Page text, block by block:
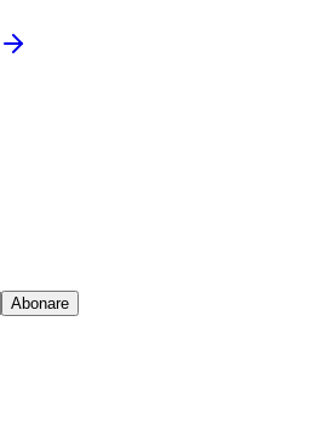
Abonare